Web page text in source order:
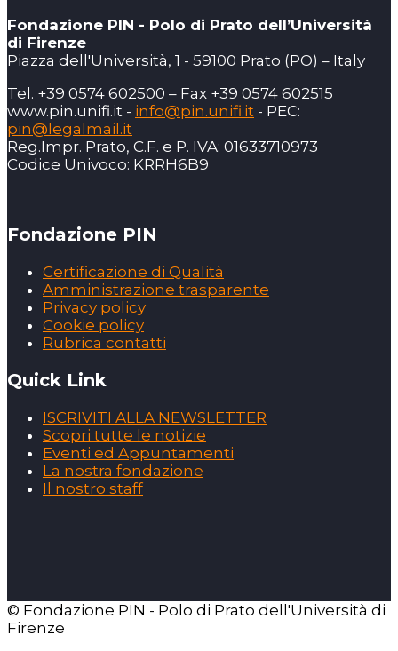
Fondazione PIN - Polo di Prato dell’Università
di Firenze
Piazza dell'Università, 1 - 59100 Prato (PO) – Italy
Tel. +39 0574 602500 – Fax +39 0574 602515
www.pin.unifi.it - info@pin.unifi.it - PEC:
pin@legalmail.it
Reg.Impr. Prato, C.F. e P. IVA: 01633710973
Codice Univoco: KRRH6B9
Fondazione PIN
Certificazione di Qualità
Amministrazione trasparente
Privacy policy
Cookie policy
Rubrica contatti
Quick Link
ISCRIVITI ALLA NEWSLETTER
Scopri tutte le notizie
Eventi ed Appuntamenti
La nostra fondazione
Il nostro staff
© Fondazione PIN - Polo di Prato dell'Università di
Firenze